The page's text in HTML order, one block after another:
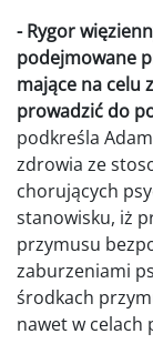
- Rygor
podejmowane
mające na celu
prowadzić do
podkreśla
zdrowia ze
chorujących
stanowisku, iż
przymusu
zaburzeniami
środkach
nawet w celach